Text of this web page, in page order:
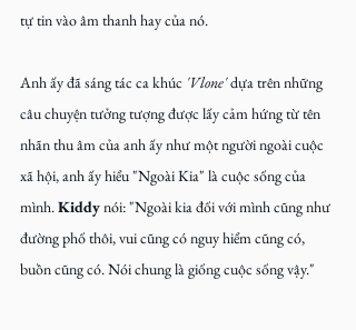
tự tin vào âm thanh hay của nó.
Anh ấy đã sáng tác ca khúc 'Vlone' dựa trên những
câu chuyện tưởng tượng được lấy cảm hứng từ tên
nhãn thu âm của anh ấy như một người ngoài cuộc
xã hội, anh ấy hiểu "Ngoài Kia" là cuộc sống của
mình. Kiddy nói: "Ngoài kia đối với mình cũng như
đường phố thôi, vui cũng có nguy hiểm cũng có,
buồn cũng có. Nói chung là giống cuộc sống vậy."